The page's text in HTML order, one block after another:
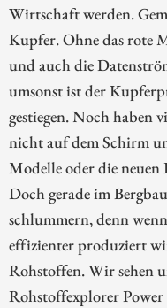
Wirtschaft werden.
Kupfer. Ohne das rote
und auch die
umsonst ist der
gestiegen. Noch haben
nicht auf dem Schirm
Modelle oder die neuen
Doch gerade im
schlummern, denn
effizienter produziert
Rohstoffen. Wir sehen
Rohstoffexplorer